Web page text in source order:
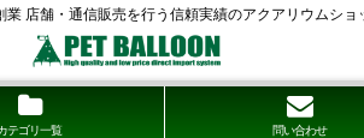
業 店舗・通信販売を行う信頼実績のアクアリウムショ
テゴリ一覧 問い合わせ